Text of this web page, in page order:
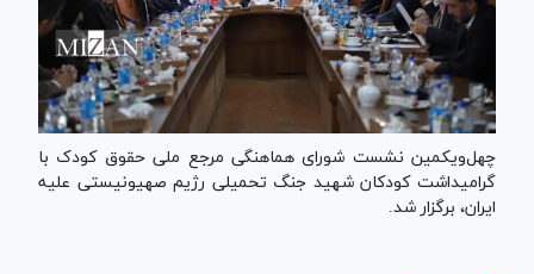
چهل‌ویکمین نشست شورای هماهنگی مرجع ملی حقوق کودک با
گرامیداشت کودکان شهید جنگ تحمیلی رژیم صهیونیستی علیه
ایران، برگزار شد.